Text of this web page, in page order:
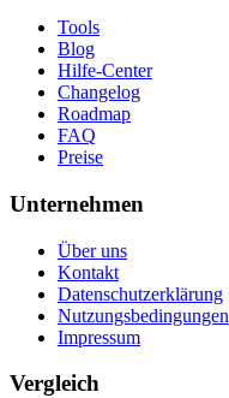
Tools
Blog
Hilfe-Center
Changelog
Roadmap
FAQ
Preise
Unternehmen
Über uns
Kontakt
Datenschutzerklärung
Nutzungsbedingungen
Impressum
Vergleich